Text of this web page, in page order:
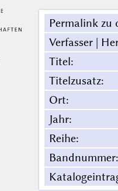
Permalink zu
Verfasser |
Titel:
Titelzusatz:
Ort:
Jahr:
Reihe:
Bandnummer: